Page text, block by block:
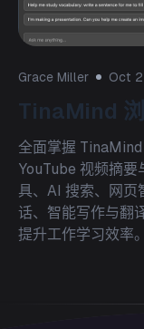
Grace Miller Oct
TinaMind
全面掌握 TinaMind
YouTube 视频摘
具、AI 搜索、网
话、智能写作与翻
提升工作学习效率。